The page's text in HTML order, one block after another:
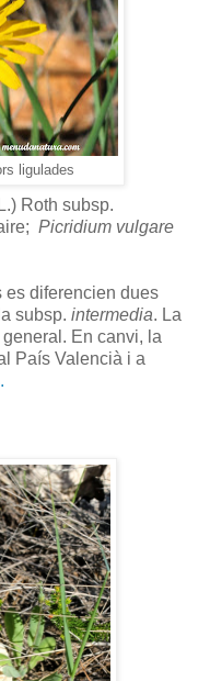
ligulades
Roth subsp.
Picridium vulgare
es diferencien dues
subsp. intermedia. La
En canvi, la
País Valencià i a